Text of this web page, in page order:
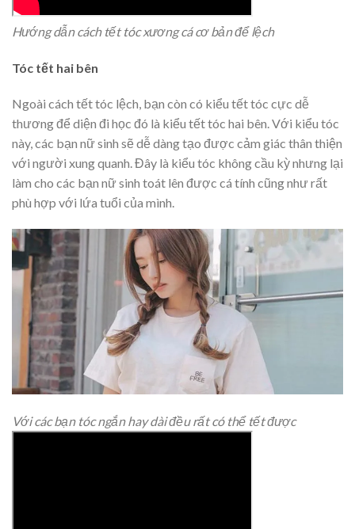
Hướng dẫn cách tết tóc xương cá cơ bản để lệch
Tóc tết hai bên
Ngoài cách tết tóc lệch, bạn còn có kiểu tết tóc cực dễ
thương để diện đi học đó là kiểu tết tóc hai bên.Với kiểu tóc
này, các bạn nữ sinh sẽ dễ dàng tạo được cảm giác thân thiện
với người xung quanh. Đây là kiểu tóc không cầu kỳ nhưng lại
làm cho các bạn nữ sinh toát lên được cá tính cũng như rất
phù hợp với lứa tuổi của mình.
Với các bạn tóc ngắn hay dài đều rất có thể tết được